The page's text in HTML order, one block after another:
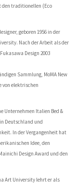
den traditionellen (Eco
geboren 1956 in der
Nach der Arbeit als der
Design 2003
Sammlung, MoMA New
von elektrischen
Unternehmen Italien Bed &
Deutschland und
In der Vergangenheit hat
Idee, den
Design Award und den
Art University lehrt er als